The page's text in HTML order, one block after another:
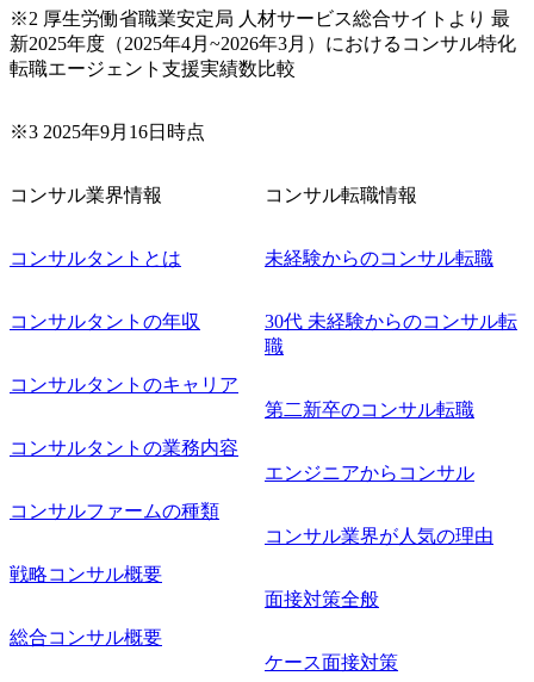
※2 厚生労働省職業安定局 人材サービス総合サイトより 最
新2025年度（2025年4月~2026年3月）におけるコンサル特化
転職エージェント支援実績数比較
※3 2025年9月16日時点
コンサル業界情報
コンサルタントとは
コンサルタントの年収
コンサルタントのキャリア
コンサルタントの業務内容
コンサルファームの種類
戦略コンサル概要
総合コンサル概要
コンサル転職情報
未経験からのコンサル転職
30代 未経験からのコンサル転
職
第二新卒のコンサル転職
エンジニアからコンサル
コンサル業界が人気の理由
面接対策全般
ケース面接対策